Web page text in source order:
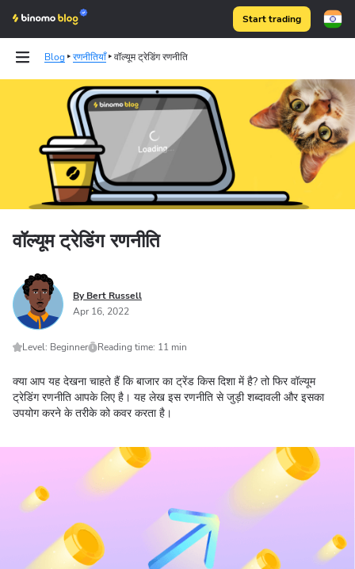
Start trading
Blog रणनीतियाँ वॉल्यूम ट्रेडिंग रणनीति
Binomo on Telegram
वॉल्यूम ट्रेडिंग रणनीति
By Bert Russell
Apr 16, 2022
Level: Beginner Reading time: 11 min
क्या आप यह देखना चाहते हैं कि बाजार का ट्रेंड किस दिशा में है? तो फिर वॉल्यूम
ट्रेडिंग रणनीति आपके लिए है। यह लेख इस रणनीति से जुड़ी शब्दावली और इसका
उपयोग करने के तरीके को कवर करता है।